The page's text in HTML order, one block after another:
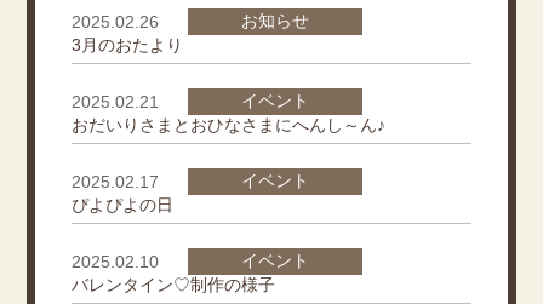
2025.02.26
お知らせ
3月のおたより
2025.02.21
イベント
おだいりさまとおひなさまにへんし～ん♪
2025.02.17
イベント
ぴよぴよの日
2025.02.10
イベント
バレンタイン♡制作の様子